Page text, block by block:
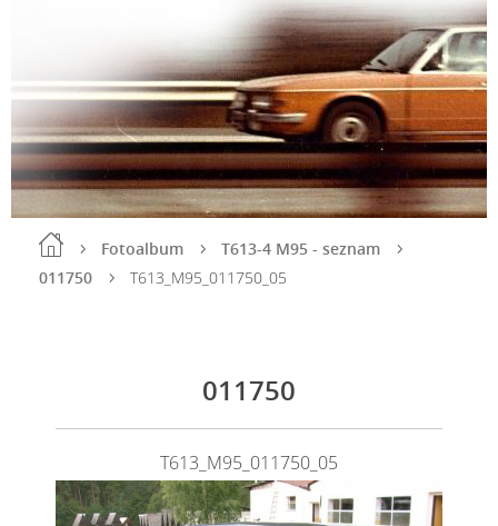
Fotoalbum
T613-4 M95 - seznam
011750
T613_M95_011750_05
011750
T613_M95_011750_05